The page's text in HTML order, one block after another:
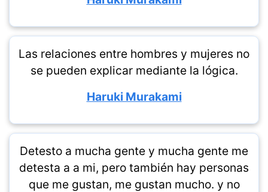
Las relaciones entre hombres y mujeres no
se pueden explicar mediante la lógica.
Haruki Murakami
Detesto a mucha gente y mucha gente me
detesta a a mi, pero también hay personas
que me gustan, me gustan mucho. y no